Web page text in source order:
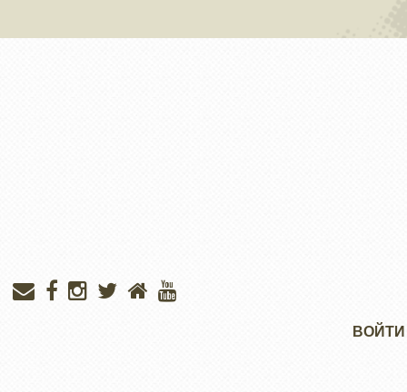
ВОЙТИ